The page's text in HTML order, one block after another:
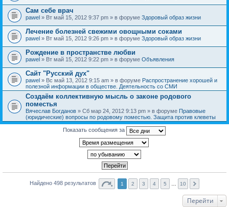
Сам себе врач
pawel » Вт май 15, 2012 9:37 pm » в форуме Здоровый образ жизни
Лечение болезней свежими овощными соками
pawel » Вт май 15, 2012 9:26 pm » в форуме Здоровый образ жизни
Рождение в пространстве любви
pawel » Вт май 15, 2012 9:22 pm » в форуме Объявления
Сайт "Русский дух"
pawel » Вс май 13, 2012 9:15 am » в форуме Распространение хорошей и
полезной информации в обществе. Деятельность со СМИ
Создаём коллективную мысль о законе родового
поместья
Вячеслав Богданов » Сб мар 24, 2012 9:13 pm » в форуме Правовые
(юридические) вопросы по родовому поместью. Защита против клеветы
Показать сообщения за
Найдено 498 результатов 1 2 3 4 5 10
Перейти